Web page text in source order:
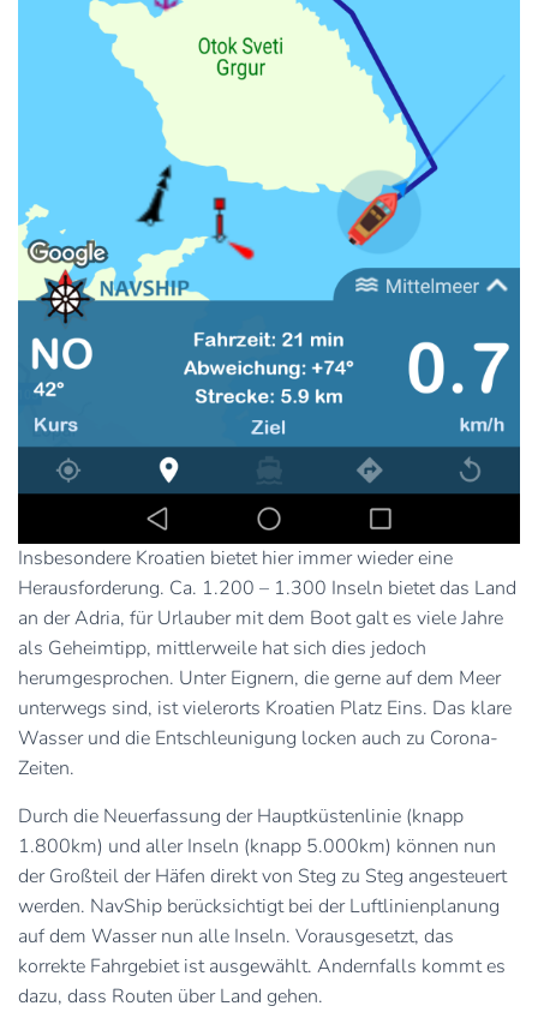
Insbesondere Kroatien bietet hier immer wieder eine
Herausforderung. Ca. 1.200 – 1.300 Inseln bietet das Land
an der Adria, für Urlauber mit dem Boot galt es viele Jahre
als Geheimtipp, mittlerweile hat sich dies jedoch
herumgesprochen. Unter Eignern, die gerne auf dem Meer
unterwegs sind, ist vielerorts Kroatien Platz Eins. Das klare
Wasser und die Entschleunigung locken auch zu Corona-
Zeiten.
Durch die Neuerfassung der Hauptküstenlinie (knapp
1.800km) und aller Inseln (knapp 5.000km) können nun
der Großteil der Häfen direkt von Steg zu Steg angesteuert
werden. NavShip berücksichtigt bei der Luftlinienplanung
auf dem Wasser nun alle Inseln. Vorausgesetzt, das
korrekte Fahrgebiet ist ausgewählt. Andernfalls kommt es
dazu, dass Routen über Land gehen.